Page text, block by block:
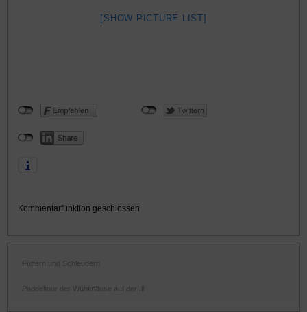
[SHOW PICTURE LIST]
Kommentarfunktion geschlossen
Füttern und Schleudern
Paddeltour der Wühlmäuse auf der Ill